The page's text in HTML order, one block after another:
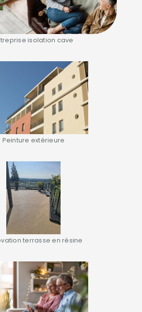
isolation cave
Peinture extérieure
terrasse en résine